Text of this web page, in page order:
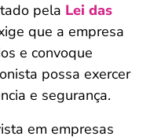
pela Lei das
que a empresa
e convoque
possa exercer
e segurança.
em empresas